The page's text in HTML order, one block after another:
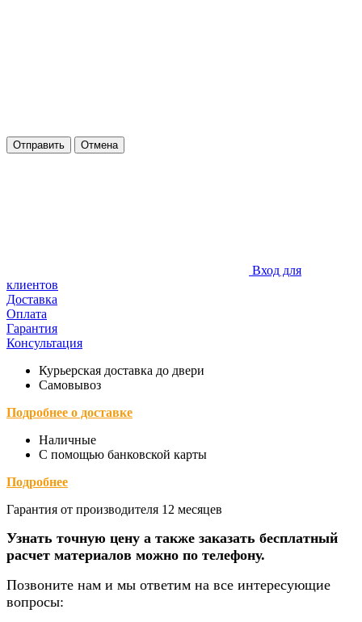
Отправить Отмена
Вход для
клиентов
Доставка
Оплата
Гарантия
Консультация
Курьерская доставка до двери
Самовывоз
Подробнее о доставке
Наличные
С помощью банковской карты
Подробнее
Гарантия от производителя 12 месяцев
Узнать точную цену а также заказать бесплатный
расчет материалов можно по телефону.
Позвоните нам и мы ответим на все интересующие
вопросы: